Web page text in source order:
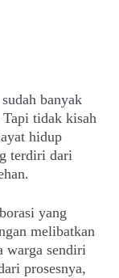
banyak
tidak kisah
hidup
terdiri dari
yang
melibatkan
warga sendiri
prosesnya,